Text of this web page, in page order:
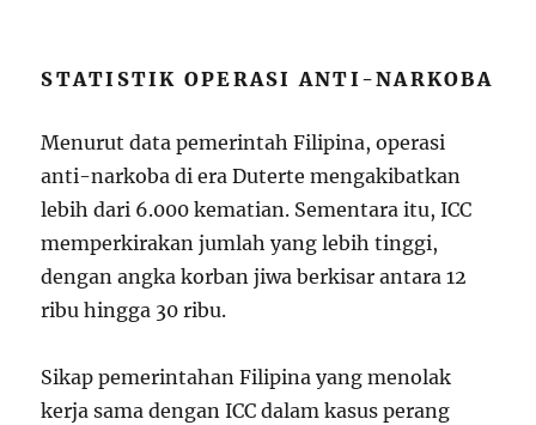
STATISTIK OPERASI ANTI-NARKOBA
Menurut data pemerintah Filipina, operasi
anti-narkoba di era Duterte mengakibatkan
lebih dari 6.000 kematian. Sementara itu, ICC
memperkirakan jumlah yang lebih tinggi,
dengan angka korban jiwa berkisar antara 12
ribu hingga 30 ribu.
Sikap pemerintahan Filipina yang menolak
kerja sama dengan ICC dalam kasus perang